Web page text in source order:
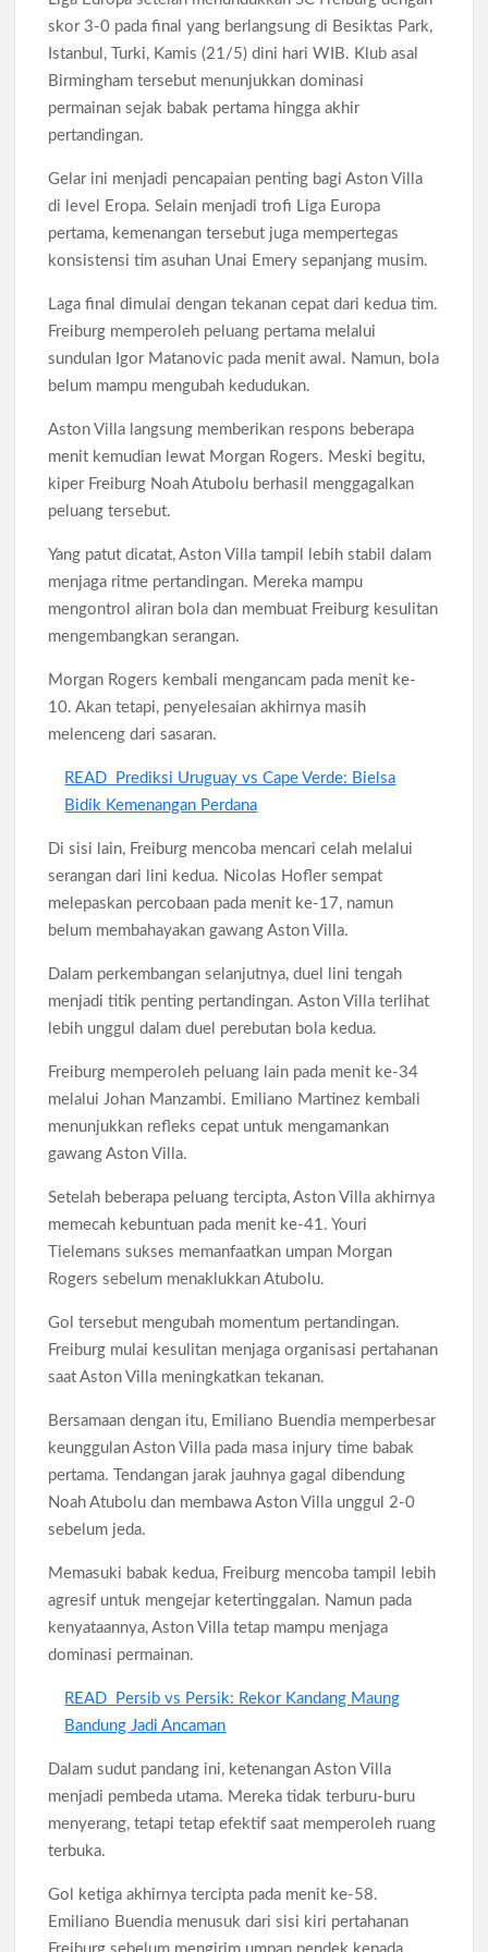
Bank Dunia Mulai Persiapan IDA22, Sri Mulyani Jadi Ketua
Independen
Dokter Ungkap Dampak Padel pada Cedera Kaki 2026
Sidang MK Bahas Tanggung Jawab Maskapai Saat Delay
Box Office Hollywood 2026 Tembus 4 Film Rp18 Triliun
skor 3-0 pada final yang berlangsung di Besiktas Park,
Istanbul, Turki, Kamis (21/5) dini hari WIB. Klub asal
Birmingham tersebut menunjukkan dominasi
permainan sejak babak pertama hingga akhir
pertandingan.
Gelar ini menjadi pencapaian penting bagi Aston Villa
di level Eropa. Selain menjadi trofi Liga Europa
pertama, kemenangan tersebut juga mempertegas
konsistensi tim asuhan Unai Emery sepanjang musim.
Laga final dimulai dengan tekanan cepat dari kedua tim.
Freiburg memperoleh peluang pertama melalui
sundulan Igor Matanovic pada menit awal. Namun, bola
belum mampu mengubah kedudukan.
Aston Villa langsung memberikan respons beberapa
menit kemudian lewat Morgan Rogers. Meski begitu,
kiper Freiburg Noah Atubolu berhasil menggagalkan
peluang tersebut.
Yang patut dicatat, Aston Villa tampil lebih stabil dalam
menjaga ritme pertandingan. Mereka mampu
mengontrol aliran bola dan membuat Freiburg kesulitan
mengembangkan serangan.
Morgan Rogers kembali mengancam pada menit ke-
10. Akan tetapi, penyelesaian akhirnya masih
melenceng dari sasaran.
READ
Prediksi Uruguay vs Cape Verde: Bielsa
Bidik Kemenangan Perdana
Di sisi lain, Freiburg mencoba mencari celah melalui
serangan dari lini kedua. Nicolas Hofler sempat
melepaskan percobaan pada menit ke-17, namun
belum membahayakan gawang Aston Villa.
Dalam perkembangan selanjutnya, duel lini tengah
menjadi titik penting pertandingan. Aston Villa terlihat
lebih unggul dalam duel perebutan bola kedua.
Freiburg memperoleh peluang lain pada menit ke-34
melalui Johan Manzambi. Emiliano Martinez kembali
menunjukkan refleks cepat untuk mengamankan
gawang Aston Villa.
Setelah beberapa peluang tercipta, Aston Villa akhirnya
memecah kebuntuan pada menit ke-41. Youri
Tielemans sukses memanfaatkan umpan Morgan
Rogers sebelum menaklukkan Atubolu.
Gol tersebut mengubah momentum pertandingan.
Freiburg mulai kesulitan menjaga organisasi pertahanan
saat Aston Villa meningkatkan tekanan.
Bersamaan dengan itu, Emiliano Buendia memperbesar
keunggulan Aston Villa pada masa injury time babak
pertama. Tendangan jarak jauhnya gagal dibendung
Noah Atubolu dan membawa Aston Villa unggul 2-0
sebelum jeda.
Memasuki babak kedua, Freiburg mencoba tampil lebih
agresif untuk mengejar ketertinggalan. Namun pada
kenyataannya, Aston Villa tetap mampu menjaga
dominasi permainan.
READ
Persib vs Persik: Rekor Kandang Maung
Bandung Jadi Ancaman
Dalam sudut pandang ini, ketenangan Aston Villa
menjadi pembeda utama. Mereka tidak terburu-buru
menyerang, tetapi tetap efektif saat memperoleh ruang
terbuka.
Gol ketiga akhirnya tercipta pada menit ke-58.
Emiliano Buendia menusuk dari sisi kiri pertahanan